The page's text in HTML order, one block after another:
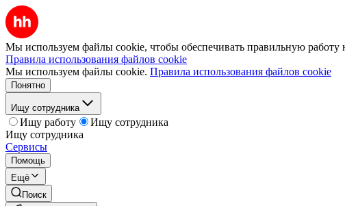
Мы используем файлы cookie, чтобы обеспечивать правильную работу
Правила использования файлов cookie
Мы используем файлы cookie. Правила использования файлов cookie
Понятно
Ищу сотрудника
Ищу работу
Ищу сотрудника
Ищу сотрудника
Сервисы
Помощь
Ещё
Поиск